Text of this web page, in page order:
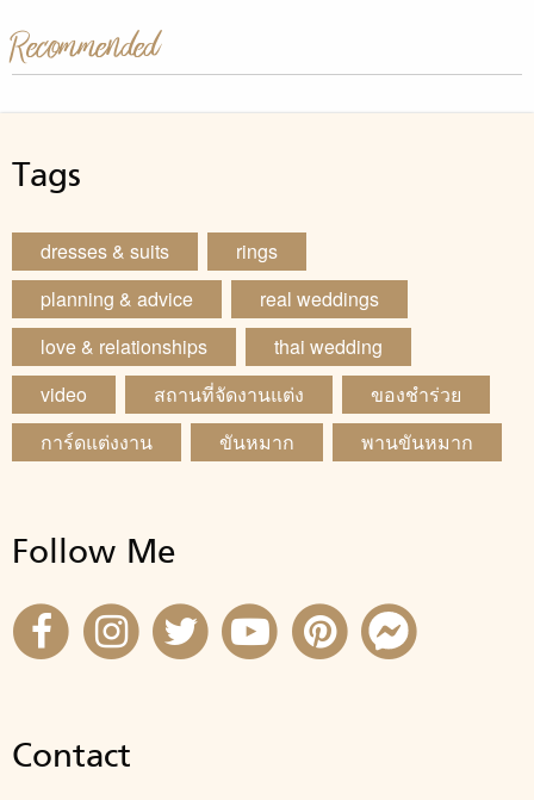
Recommended
Tags
dresses & suits
rings
planning & advice
real weddings
love & relationships
thai wedding
video
สถานที่จัดงานแต่ง
ของชำร่วย
การ์ดแต่งงาน
ขันหมาก พานขันหมาก
Follow Me
Contact